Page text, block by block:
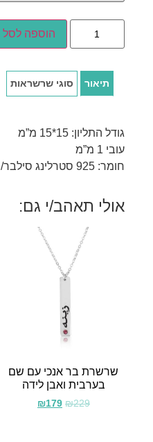
הוספה לסל
תיאור סוגי שרשראות
גודל התליון: 15*15 מ”מ
עובי 1 מ”מ
חומר: 925 סטרלינג סילבר/ ציפוי זהב/רוז 18 קראט.
אולי תאהב/י גם:
שרשרת בר אנכי עם שם
בערבית ואבן לידה
₪229
₪179